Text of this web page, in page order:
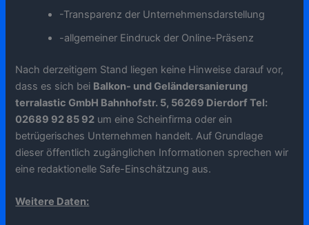
-Transparenz der Unternehmensdarstellung
-allgemeiner Eindruck der Online-Präsenz
Nach derzeitigem Stand liegen keine Hinweise darauf vor,
dass es sich bei Balkon- und Geländersanierung
terralastic GmbH Bahnhofstr. 5, 56269 Dierdorf Tel:
02689 92 85 92 um eine Scheinfirma oder ein
betrügerisches Unternehmen handelt. Auf Grundlage
dieser öffentlich zugänglichen Informationen sprechen wir
eine redaktionelle Safe-Einschätzung aus.
Weitere Daten: